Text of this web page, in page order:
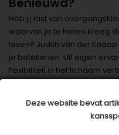
Deze website bevat
Heb jij last van
waarvan je te horen kreeg
leven? Judith van der
je betekenen. Uit eigen
flexibiliteit in het lichaam
ze zelf BSR practicioner in
mensen te helpen beter in